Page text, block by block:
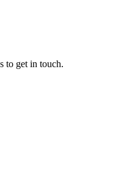
to get in touch.